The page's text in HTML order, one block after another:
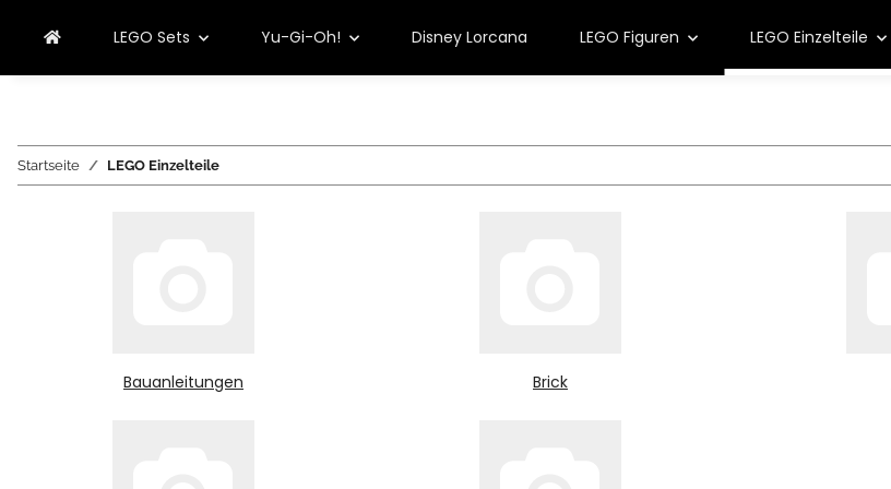
LEGO Sets Yu-Gi-Oh! Disney Lorcana LEGO Figuren LEGO Einzelteile
Startseite LEGO Einzelteile
Bauanleitungen Brick